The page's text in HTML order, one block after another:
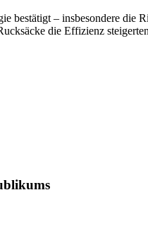
bestätigt – insbesondere die
die Effizienz